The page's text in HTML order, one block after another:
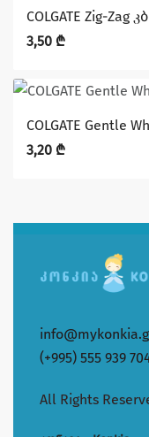
COLGATE Zig-Zag
3,50 ₾
COLGATE Gentle
3,20 ₾
(+995) 555 939
All Rights